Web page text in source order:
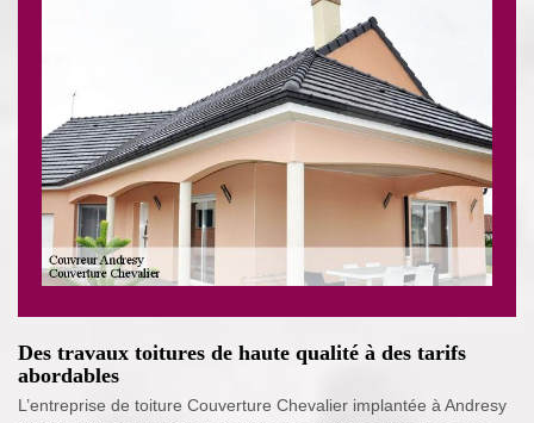
Des travaux toitures de haute qualité à des tarifs
abordables
L’entreprise de toiture Couverture Chevalier implantée à Andresy